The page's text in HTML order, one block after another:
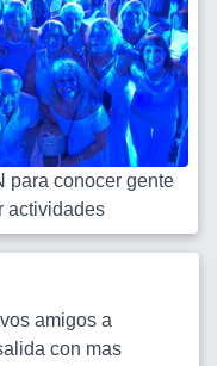
para conocer gente
actividades
amigos a
con mas